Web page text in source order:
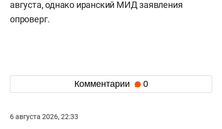
августа, однако иранский МИД заявления
опроверг.
Комментарии 0
6 августа 2026, 22:33